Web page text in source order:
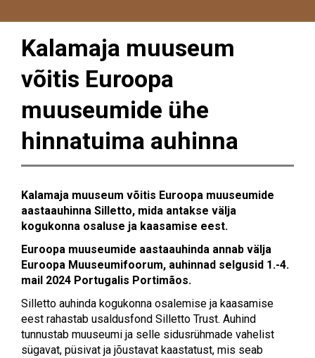
Kalamaja muuseum
võitis Euroopa
muuseumide ühe
hinnatuima auhinna
Kalamaja muuseum võitis Euroopa muuseumide
aastaauhinna Silletto, mida antakse välja
kogukonna osaluse ja kaasamise eest.
Euroopa muuseumide aastaauhinda annab välja
Euroopa Muuseumifoorum, auhinnad selgusid 1.-4.
mail 2024 Portugalis Portimãos.
Silletto auhinda kogukonna osalemise ja kaasamise
eest rahastab usaldusfond Silletto Trust. Auhind
tunnustab muuseumi ja selle sidusrühmade vahelist
sügavat, püsivat ja jõustavat kaastatust, mis seab